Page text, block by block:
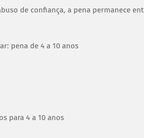
de confiança, a pena permanece
pena de 4 a 10 anos
para 4 a 10 anos